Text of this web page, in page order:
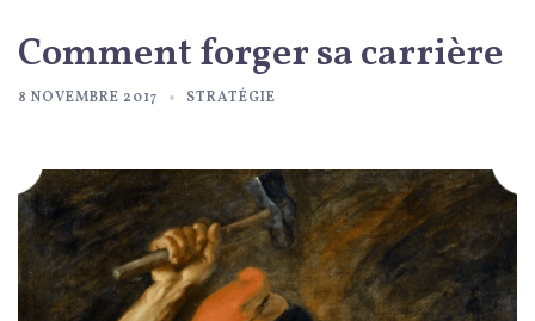
Comment forger sa carrière
8 NOVEMBRE 2017 STRATÉGIE